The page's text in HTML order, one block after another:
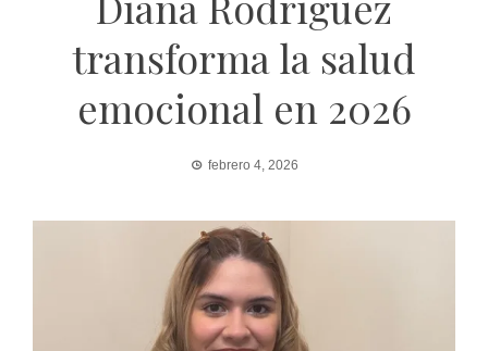
transforma la salud
emocional en 2026
febrero 4, 2026